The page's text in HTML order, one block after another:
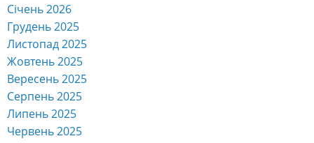
Січень 2026
Грудень 2025
Листопад 2025
Жовтень 2025
Вересень 2025
Серпень 2025
Липень 2025
Червень 2025